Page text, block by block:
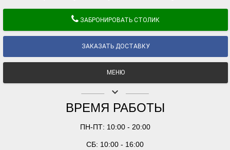
ЗАБРОНИРОВАТЬ СТОЛИК
ЗАКАЗАТЬ ДОСТАВКУ
МЕНЮ
keyboard_arrow_down
ВРЕМЯ РАБОТЫ
ПН-ПТ: 10:00 - 20:00
СБ: 10:00 - 16:00